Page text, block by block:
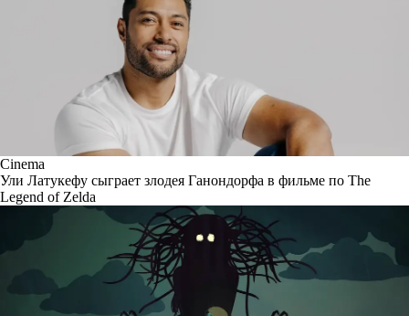
Cinema
Ули Латукефу сыграет злодея Ганондорфа в фильме по The
Legend of Zelda